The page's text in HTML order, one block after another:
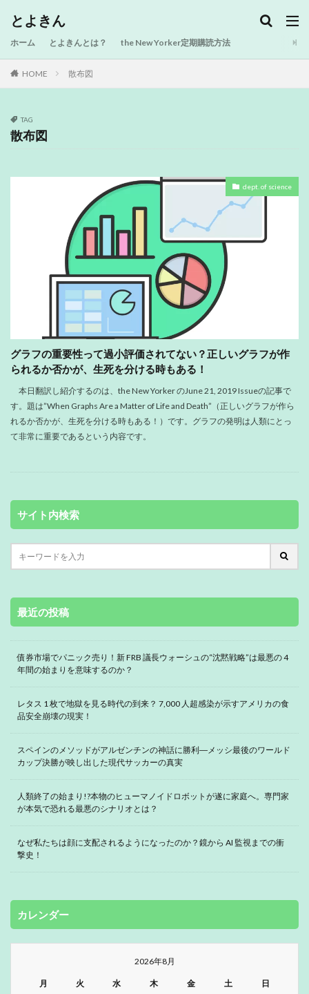
とよきん
ホーム とよきんとは？ the New Yorker定期購読方法
HOME 散布図
TAG
散布図
dept. of science
グラフの重要性って過小評価されてない？正しいグラフが作
られるか否かが、生死を分ける時もある！
本日翻訳し紹介するのは、the New Yorker のJune 21, 2019 Issueの記事で
す。題は”When Graphs Are a Matter of Life and Death”（正しいグラフが作ら
れるか否かが、生死を分ける時もある！）です。グラフの発明は人類にとっ
て非常に重要であるという内容です。
サイト内検索
最近の投稿
債券市場でパニック売り！新 FRB 議長ウォーシュの“沈黙戦略”は最悪の 4
年間の始まりを意味するのか？
レタス 1 枚で地獄を見る時代の到来？ 7,000 人超感染が示すアメリカの食
品安全崩壊の現実！
スペインのメソッドがアルゼンチンの神話に勝利―メッシ最後のワールド
カップ決勝が映し出した現代サッカーの真実
人類終了の始まり!?本物のヒューマノイドロボットが遂に家庭へ。専門家
が本気で恐れる最悪のシナリオとは？
なぜ私たちは顔に支配されるようになったのか？鏡から AI 監視までの衝
撃史！
カレンダー
2026年8月
月 火 水 木 金 土 日